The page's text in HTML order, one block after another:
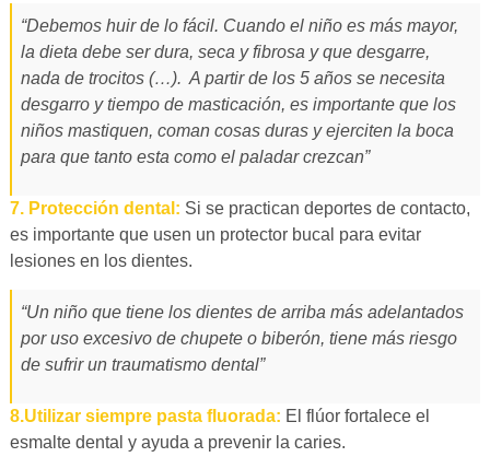
“Debemos huir de lo fácil. Cuando el niño es más mayor,
la dieta debe ser dura, seca y fibrosa y que desgarre,
nada de trocitos (…). A partir de los 5 años se necesita
desgarro y tiempo de masticación, es importante que los
niños mastiquen, coman cosas duras y ejerciten la boca
para que tanto esta como el paladar crezcan”
7. Protección dental: Si se practican deportes de contacto,
es importante que usen un protector bucal para evitar
lesiones en los dientes.
“Un niño que tiene los dientes de arriba más adelantados
por uso excesivo de chupete o biberón, tiene más riesgo
de sufrir un traumatismo dental”
8.Utilizar siempre pasta fluorada: El flúor fortalece el
esmalte dental y ayuda a prevenir la caries.